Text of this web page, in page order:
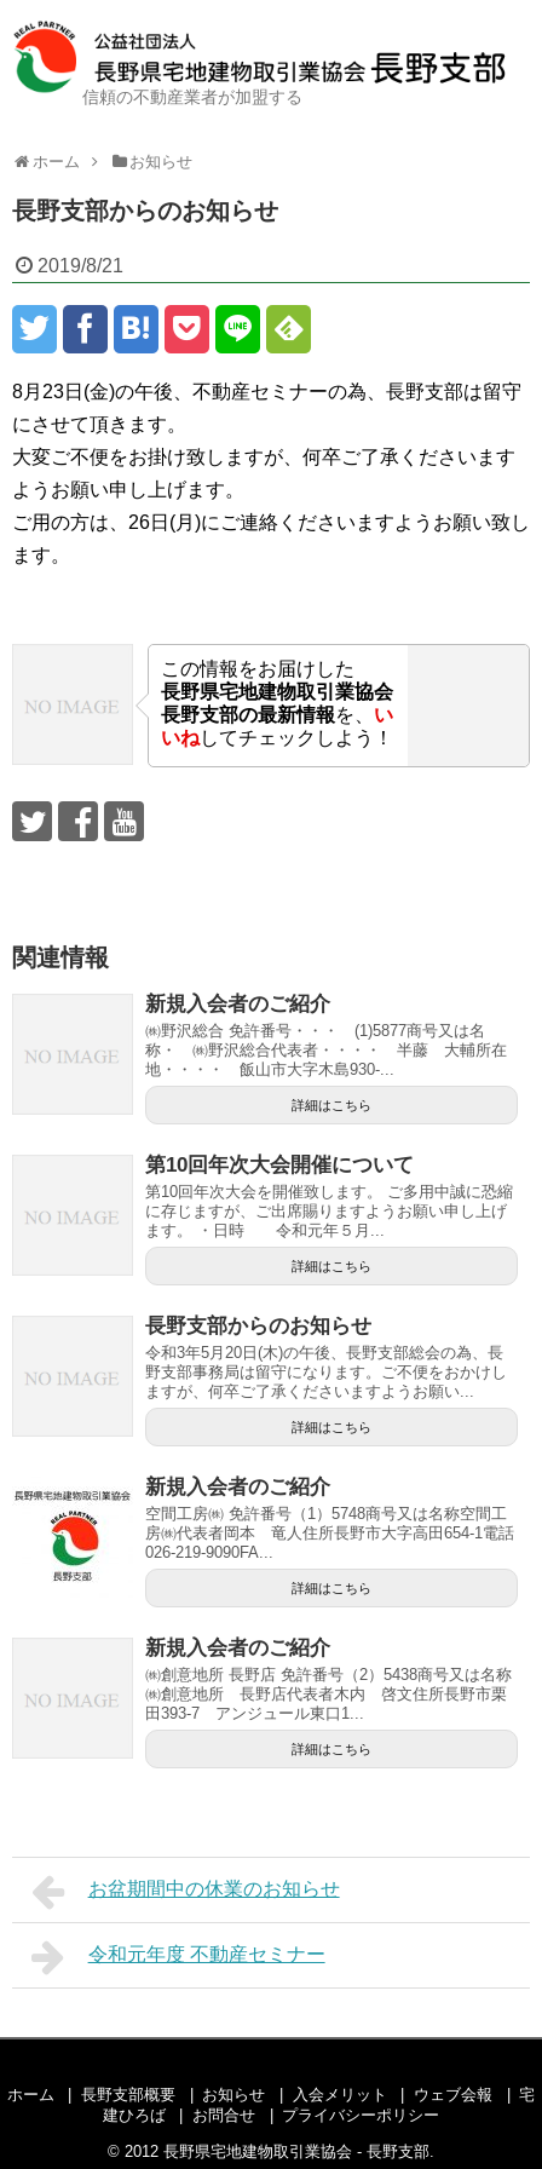
信頼の不動産業者が加盟する
ホーム お知らせ
長野支部からのお知らせ
2019/8/21
8月23日(金)の午後、不動産セミナーの為、長野支部は留守
にさせて頂きます。
大変ご不便をお掛け致しますが、何卒ご了承くださいます
ようお願い申し上げます。
ご用の方は、26日(月)にご連絡くださいますようお願い致し
ます。
この情報をお届けした
長野県宅地建物取引業協会
長野支部の最新情報を、 い
いねしてチェックしよう！
関連情報
新規入会者のご紹介
㈱野沢総合 免許番号・・・ (1)5877商号又は名
称・ ㈱野沢総合代表者・・・・ 半藤 大輔所在
地・・・・ 飯山市大字木島930-...
詳細はこちら
第10回年次大会開催について
第10回年次大会を開催致します。 ご多用中誠に恐縮
に存じますが、ご出席賜りますようお願い申し上げ
ます。 ・日時 令和元年５月...
詳細はこちら
長野支部からのお知らせ
令和3年5月20日(木)の午後、長野支部総会の為、長
野支部事務局は留守になります。ご不便をおかけし
ますが、何卒ご了承くださいますようお願い...
詳細はこちら
新規入会者のご紹介
空間工房㈱ 免許番号（1）5748商号又は名称空間工
房㈱代表者岡本 竜人住所長野市大字高田654-1電話
026-219-9090FA...
詳細はこちら
新規入会者のご紹介
㈱創意地所 長野店 免許番号（2）5438商号又は名称
㈱創意地所 長野店代表者木内 啓文住所長野市栗
田393-7 アンジュール東口1...
詳細はこちら
お盆期間中の休業のお知らせ
令和元年度 不動産セミナー
ホーム 長野支部概要 お知らせ 入会メリット ウェブ会報
宅
建ひろば
お問合せ
プライバシーポリシー
© 2012 長野県宅地建物取引業協会 - 長野支部